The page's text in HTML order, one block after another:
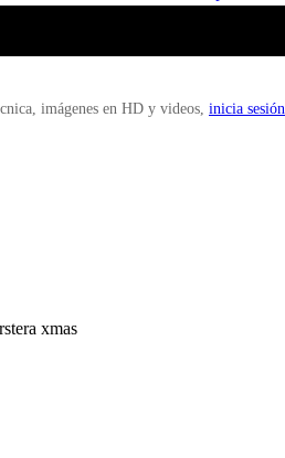
imágenes en HD y videos, inicia sesión
xmas